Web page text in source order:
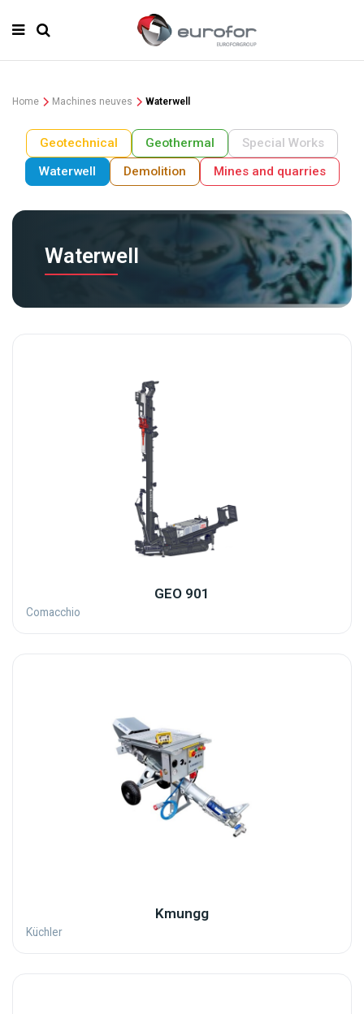
Home Machines neuves Waterwell
Geotechnical Geothermal
Special Works
Waterwell
Demolition Mines and quarries
Waterwell
GEO 901
Comacchio
Kmungg
Küchler